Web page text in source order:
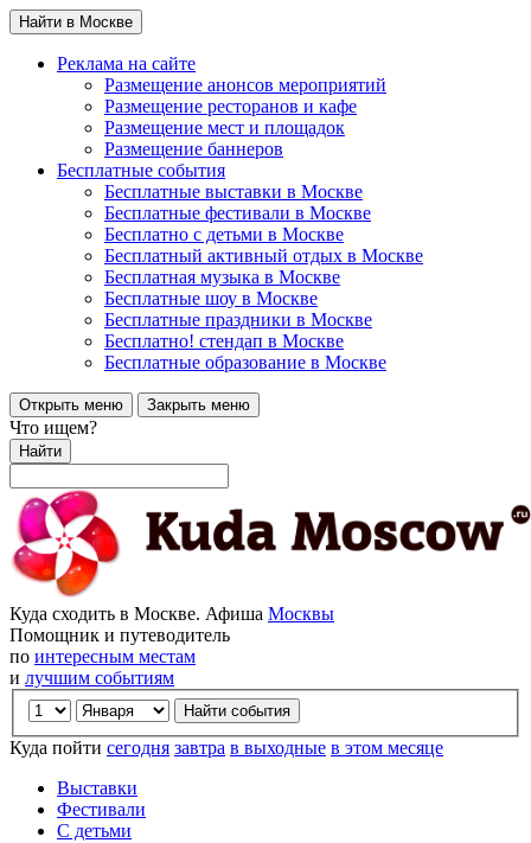
Найти в Москве
Реклама на сайте
Размещение анонсов мероприятий
Размещение ресторанов и кафе
Размещение мест и площадок
Размещение баннеров
Бесплатные события
Бесплатные выставки в Москве
Бесплатные фестивали в Москве
Бесплатно с детьми в Москве
Бесплатный активный отдых в Москве
Бесплатная музыка в Москве
Бесплатные шоу в Москве
Бесплатные праздники в Москве
Бесплатно! стендап в Москве
Бесплатные образование в Москве
Открыть меню Закрыть меню
Что ищем?
Найти
Куда сходить в Москве. Афиша Москвы
Помощник и путеводитель
по интересным местам
и лучшим событиям
Куда пойти сегодня завтра в выходные в этом месяце
Выставки
Фестивали
С детьми